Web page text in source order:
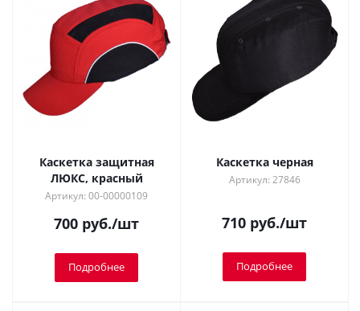
Каскетка защитная
ЛЮКС, красный
Артикул: 00-00000109
700 руб./шт
Подробнее
Каскетка черная
Артикул: 27846
710 руб./шт
Подробнее